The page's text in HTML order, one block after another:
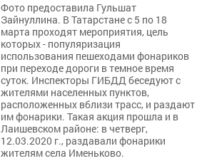
Фото предоставила Гульшат
Зайнуллина. В Татарстане с 5 по 18
марта проходят мероприятия, цель
которых - популяризация
использования пешеходами фонариков
при переходе дороги в темное время
суток. Инспекторы ГИБДД беседуют с
жителями населенных пунктов,
расположенных вблизи трасс, и раздают
им фонарики. Такая акция прошла и в
Лаишевском районе: в четверг,
12.03.2020 г., раздавали фонарики
жителям села Именьково.